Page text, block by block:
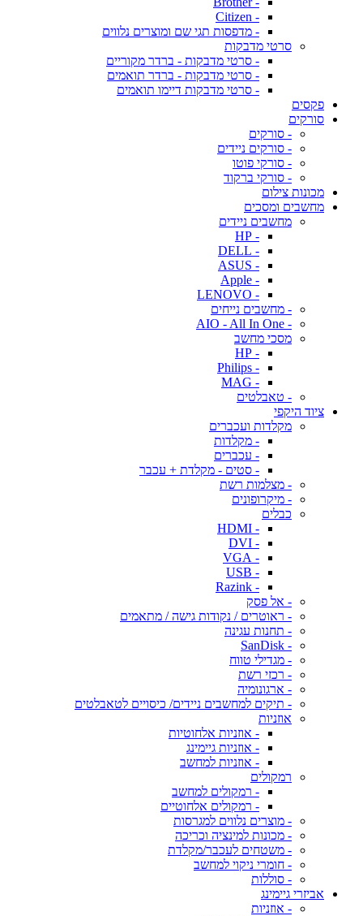
- Citizen
- מדפסות תגי שם ומוצרים נלווים
סרטי מדבקות
- סרטי מדבקות - ברדר מקוריים
- סרטי מדבקות - ברדר תואמים
- סרטי מדבקות דיימו תואמים
פקסים
סורקים
- סורקים
- סורקים ניידים
- סורקי פוטו
- סורקי ברקוד
מכונות צילום
מחשבים ומסכים
מחשבים ניידים
- HP
- DELL
- ASUS
- Apple
- LENOVO
- מחשבים נייחים
- AIO - All In One
מסכי מחשב
- HP
- Philips
- MAG
- טאבלטים
ציוד היקפי
מקלדות ועכברים
- מקלדות
- עכברים
- סטים - מקלדת + עכבר
- מצלמות רשת
- מיקרופונים
כבלים
- HDMI
- DVI
- VGA
- USB
- Razink
- אל פסק
- ראוטרים / נקודות גישה / מתאמים
- תחנות עגינה
- SanDisk
- מגדילי טווח
- רכזי רשת
- ארגונומיה
- תיקים למחשבים ניידים/ כיסויים לטאבלטים
אוזניות
- אוזניות אלחוטיות
- אוזניות גיימינג
- אוזניות למחשב
רמקולים
- רמקולים למחשב
- רמקולים אלחוטיים
- מוצרים נלווים למגרסות
- מכונות למינציה וכריכה
- משטחים לעכבר/מקלדת
- חומרי ניקוי למחשב
- סוללות
אביזרי גיימינג
- אוזניות